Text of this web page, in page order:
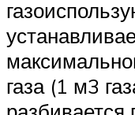
газа (1 м3